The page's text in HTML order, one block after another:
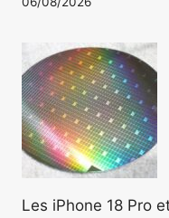
Les iPhone 18 Pro